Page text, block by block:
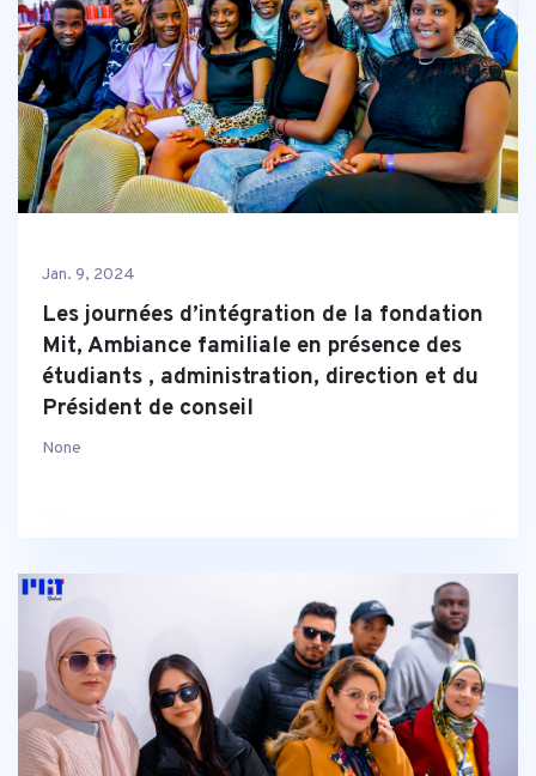
Jan. 9, 2024
Les journées d’intégration de la fondation
Mit, Ambiance familiale en présence des
étudiants , administration, direction et du
Président de conseil
None